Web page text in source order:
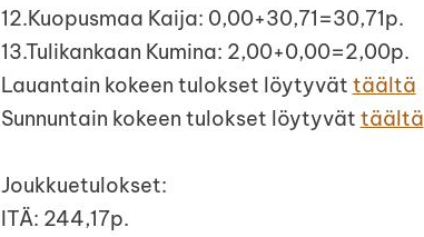
12.Kuopusmaa Kaija: 0,00+30,71=30,71p.
13.Tulikankaan Kumina: 2,00+0,00=2,00p.
Lauantain kokeen tulokset löytyvät täältä
Sunnuntain kokeen tulokset löytyvät täältä
Joukkuetulokset:
ITÄ: 244,17p.